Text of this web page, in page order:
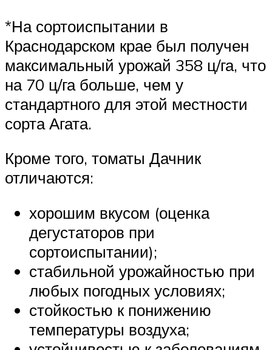
*На сортоиспытании в
Краснодарском крае был получен
максимальный урожай 358 ц/га, что
на 70 ц/га больше, чем у
стандартного для этой местности
сорта Агата.
Кроме того, томаты Дачник
отличаются:
хорошим вкусом (оценка
дегустаторов при
сортоиспытании);
стабильной урожайностью при
любых погодных условиях;
стойкостью к понижению
температуры воздуха;